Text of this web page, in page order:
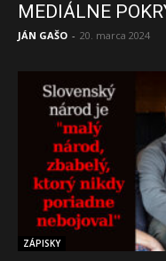
MEDIÁLNE
JÁN GAŠO - 20. marca 2024
ZÁPISKY